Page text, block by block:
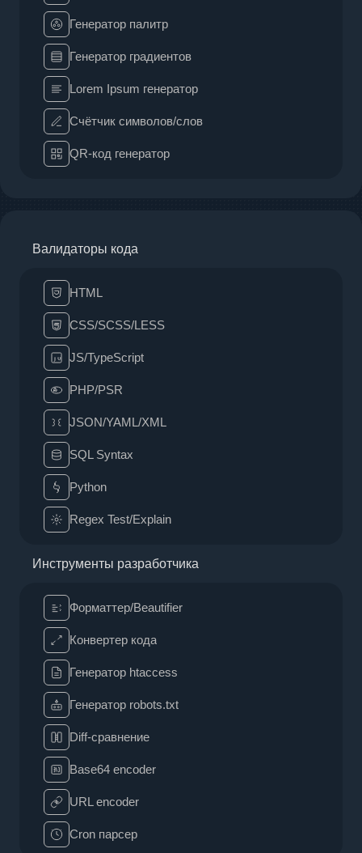
Генератор палитр
Генератор градиентов
Lorem Ipsum генератор
Счётчик символов/слов
QR-код генератор
Валидаторы кода
HTML
CSS/SCSS/LESS
JS/TypeScript
PHP/PSR
JSON/YAML/XML
SQL Syntax
Python
Regex Test/Explain
Инструменты разработчика
Форматтер/Beautifier
Конвертер кода
Генератор htaccess
Генератор robots.txt
Diff-сравнение
Base64 encoder
URL encoder
Cron парсер